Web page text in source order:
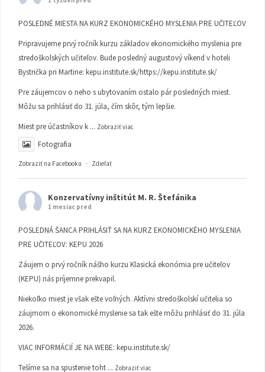
POSLEDNÉ MIESTA NA KURZ EKONOMICKÉHO MYSLENIA PRE UČITEĽOV
Pripravujeme prvý ročník kurzu základov ekonomického myslenia pre
stredoškolských učiteľov. Bude posledný augustový víkend v hoteli
Bystrička pri Martine: kepu.institute.sk/https://kepu.institute.sk/
Pre záujemcov o neho s ubytovaním ostalo pár posledných miest.
Môžu sa prihlásiť do 31. júla, čím skôr, tým lepšie.
Miest pre účastníkov k ... Zobraziť viac
Fotografia
Zobraziť na Facebooku · Zdieľať
Konzervatívny inštitút M. R. Štefánika
1 mesiac pred
POSLEDNÁ ŠANCA PRIHLÁSIŤ SA NA KURZ EKONOMICKÉHO MYSLENIA
PRE UČITEĽOV: KEPU 2026
Záujem o prvý ročník nášho kurzu Klasická ekonómia pre učiteľov
(KEPU) nás príjemne prekvapil.
Niekoľko miest je však ešte voľných. Aktívni stredoškolskí učitelia so
záujmom o ekonomické myslenie sa tak ešte môžu prihlásiť do 31. júla
2026.
VIAC INFORMÁCIÍ JE NA WEBE: kepu.institute.sk/
Tešíme sa na spustenie toht ... Zobraziť viac